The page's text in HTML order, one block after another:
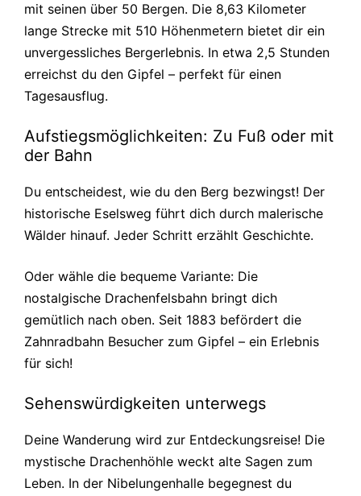
mit seinen über 50 Bergen. Die 8,63 Kilometer
lange Strecke mit 510 Höhenmetern bietet dir ein
unvergessliches Bergerlebnis. In etwa 2,5 Stunden
erreichst du den Gipfel – perfekt für einen
Tagesausflug.
Aufstiegsmöglichkeiten: Zu Fuß oder mit
der Bahn
Du entscheidest, wie du den Berg bezwingst! Der
historische Eselsweg führt dich durch malerische
Wälder hinauf. Jeder Schritt erzählt Geschichte.
Oder wähle die bequeme Variante: Die
nostalgische Drachenfelsbahn bringt dich
gemütlich nach oben. Seit 1883 befördert die
Zahnradbahn Besucher zum Gipfel – ein Erlebnis
für sich!
Sehenswürdigkeiten unterwegs
Deine Wanderung wird zur Entdeckungsreise! Die
mystische Drachenhöhle weckt alte Sagen zum
Leben. In der Nibelungenhalle begegnest du